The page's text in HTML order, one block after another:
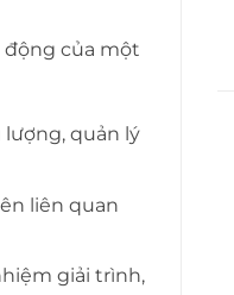
động của một
quản lý
liên quan
giải trình,